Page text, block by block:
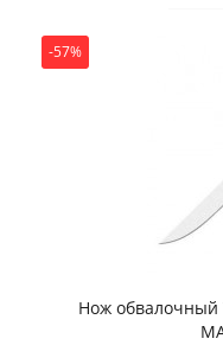
-57%
Нож обвалочный